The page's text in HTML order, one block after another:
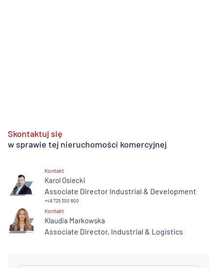
Skontaktuj się
w sprawie tej nieruchomości komercyjnej
Kontakt
Karol Osiecki
Associate Director Industrial & Development
+48 725 300 600
Kontakt
Klaudia Markowska
Associate Director, Industrial & Logistics